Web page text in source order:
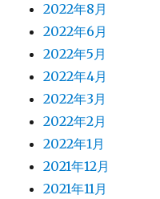
2022年8月
2022年6月
2022年5月
2022年4月
2022年3月
2022年2月
2022年1月
2021年12月
2021年11月